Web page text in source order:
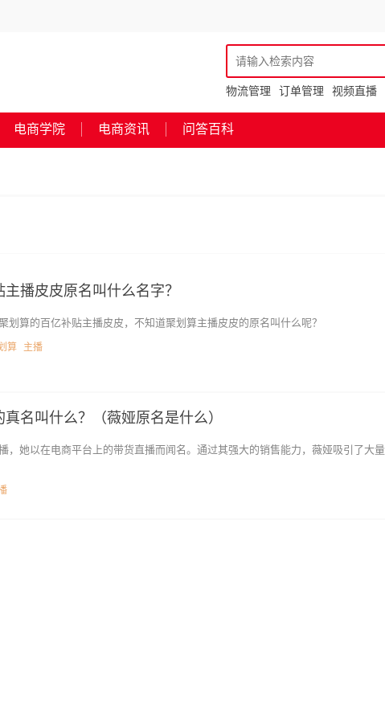
物流管理 订单管理 视频直播
电商学院 电商资讯 问答百科
播皮皮原名叫什么名字？
划算的百亿补贴主播皮皮，不知道聚划算主播皮皮的原名叫什么呢？
算 主播
名叫什么？（薇娅原名是什么）
，她以在电商平台上的带货直播而闻名。通过其强大的销售能力，薇娅吸引了大量